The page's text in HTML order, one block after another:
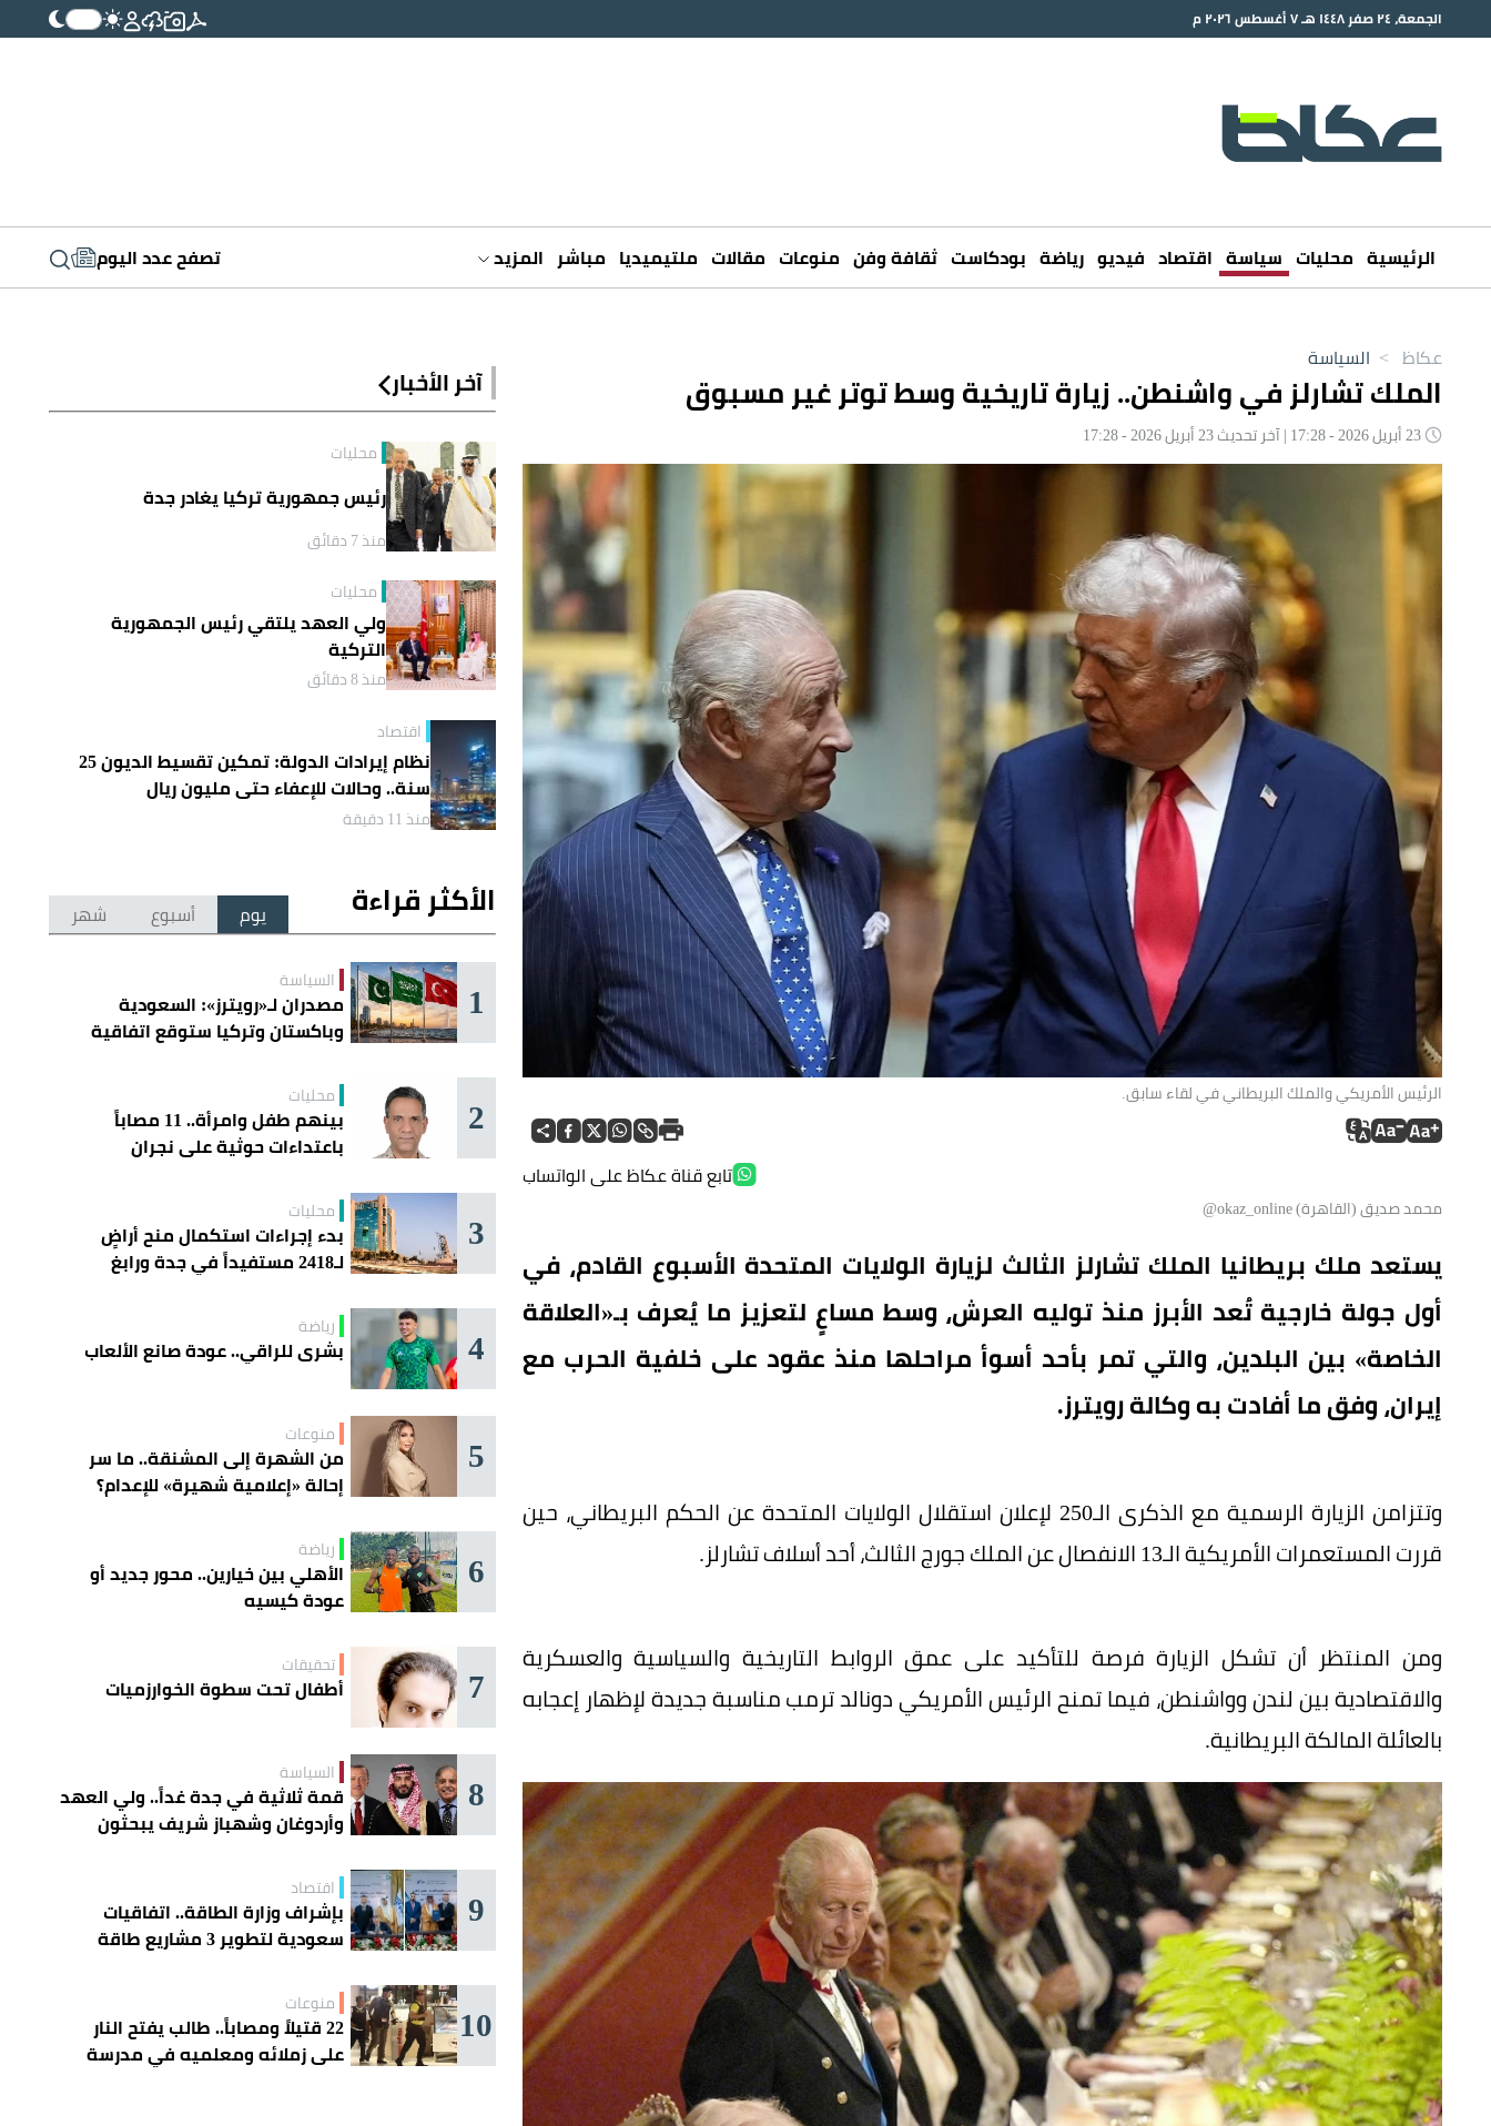
الجمعة، ٢٤ صفر ١٤٤٨ هـ ٧ أغسطس ٢٠٢٦ م
الرئيسية محليات سياسة اقتصاد فيديو رياضة بودكاست ثقافة وفن منوعات مقالات ملتيميديا مباشر المزيد تصفح عدد اليوم
عكاظ > السياسة
الملك تشارلز في واشنطن.. زيارة تاريخية وسط توتر غير مسبوق
الرئيس الأمريكي والملك البريطاني في لقاء سابق.
تابع قناة عكاظ على الواتساب
محمد صديق (القاهرة) okaz_online@
يستعد ملك بريطانيا الملك تشارلز الثالث لزيارة الولايات المتحدة الأسبوع القادم، في
أول جولة خارجية تُعد الأبرز منذ توليه العرش، وسط مساعٍ لتعزيز ما يُعرف بـ«العلاقة
الخاصة» بين البلدين، والتي تمر بأحد أسوأ مراحلها منذ عقود على خلفية الحرب مع
إيران، وفق ما أفادت به وكالة رويترز.
وتتزامن الزيارة الرسمية مع الذكرى الـ250 لإعلان استقلال الولايات المتحدة عن الحكم البريطاني، حين
قررت المستعمرات الأمريكية الـ13 الانفصال عن الملك جورج الثالث، أحد أسلاف تشارلز.
ومن المنتظر أن تشكل الزيارة فرصة للتأكيد على عمق الروابط التاريخية والسياسية والعسكرية
والاقتصادية بين لندن وواشنطن، فيما تمنح الرئيس الأمريكي دونالد ترمب مناسبة جديدة لإظهار إعجابه
بالعائلة المالكة البريطانية.
آخر الأخبار
محليات
رئيس جمهورية تركيا يغادر جدة
منذ 7 دقائق
محليات
ولي العهد يلتقي رئيس الجمهورية
التركية
منذ 8 دقائق
اقتصاد
نظام إيرادات الدولة: تمكين تقسيط الديون 25
سنة.. وحالات للإعفاء حتى مليون ريال
منذ 11 دقيقة
الأكثر قراءة يوم أسبوع شهر
1 السياسة
مصدران لـ«رويترز»: السعودية
وباكستان وتركيا ستوقع اتفاقية
2 محليات
بينهم طفل وامرأة.. 11 مصاباً
باعتداءات حوثية على نجران
3 محليات
بدء إجراءات استكمال منح أراضٍ
لـ2418 مستفيداً في جدة ورابغ
4 رياضة
بشرى للراقي.. عودة صانع الألعاب
5 منوعات
من الشهرة إلى المشنقة.. ما سر
إحالة «إعلامية شهيرة» للإعدام؟
6 رياضة
الأهلي بين خيارين.. محور جديد أو
عودة كيسيه
7 تحقيقات
أطفال تحت سطوة الخوارزميات
8 السياسة
قمة ثلاثية في جدة غداً.. ولي العهد
وأردوغان وشهباز شريف يبحثون
9 اقتصاد
بإشراف وزارة الطاقة.. اتفاقيات
سعودية لتطوير 3 مشاريع طاقة
10 منوعات
22 قتيلاً ومصاباً.. طالب يفتح النار
على زملائه ومعلميه في مدرسة